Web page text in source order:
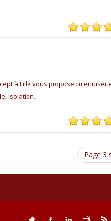
à Lille vous propose :
isolation.
Page 3